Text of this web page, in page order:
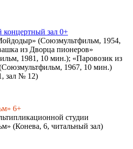
концертный зал 0+
(Союзмультфильм, 1954,
из Дворца пионеров»
1981, 10 мин.); «Паровозик из
1967, 10 мин.)
зал № 12)
6+
студии
(Конева, 6, читальный зал)